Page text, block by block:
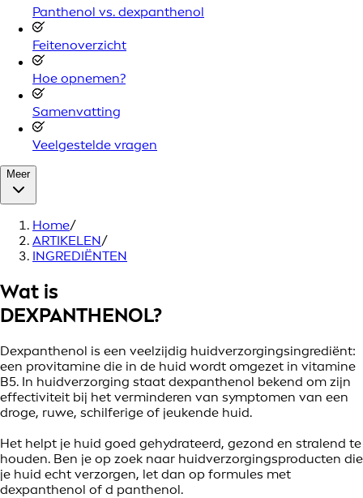
Panthenol vs. dexpanthenol
Feitenoverzicht
Hoe opnemen?
Samenvatting
Veelgestelde vragen
Meer
Home/
ARTIKELEN/
INGREDIËNTEN
Wat is
DEXPANTHENOL?
Dexpanthenol is een veelzijdig huidverzorgingsingrediënt:
een provitamine die in de huid wordt omgezet in vitamine
B5. In huidverzorging staat dexpanthenol bekend om zijn
effectiviteit bij het verminderen van symptomen van een
droge, ruwe, schilferige of jeukende huid.
Het helpt je huid goed gehydrateerd, gezond en stralend te
houden. Ben je op zoek naar huidverzorgingsproducten die
je huid echt verzorgen, let dan op formules met
dexpanthenol of d panthenol.